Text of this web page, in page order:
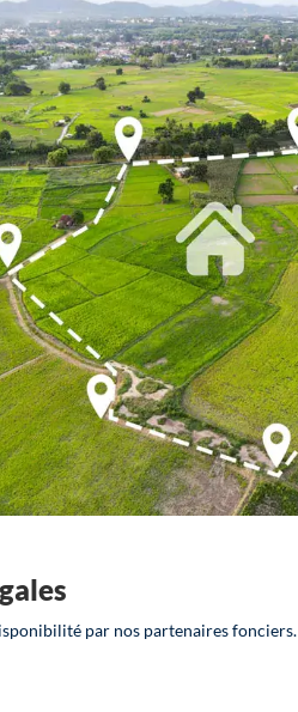
par nos partenaires fonciers.